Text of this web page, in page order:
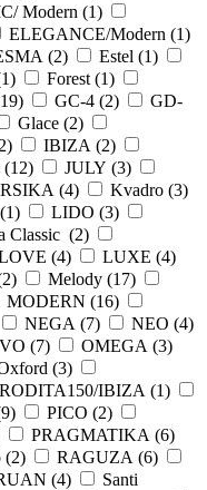
Modern (1)
ELEGANCE/Modern (1)
(2) Estel (1)
1) Forest (1)
19) GC-4 (2)
GD-
Glace (2)
) IBIZA (2)
(12) JULY (3)
(4) Kvadro (3)
1) LIDO (3)
Classic (2)
(4) LUXE (4)
2) Melody (17)
MODERN (16)
NEGA (7) NEO (4)
(7) OMEGA (3)
(3)
IBIZA (1)
9) PICO (2)
PRAGMATIKA (6)
(2) RAGUZA (6)
(4)
Santi